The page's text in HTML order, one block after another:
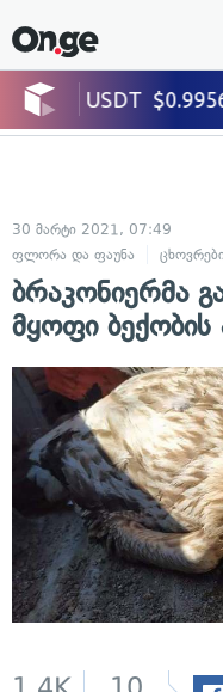
30 მარტი 2021, 07:49
ფლორა და ფაუნა
ბრაკონიერმა
მყოფი ბექობის